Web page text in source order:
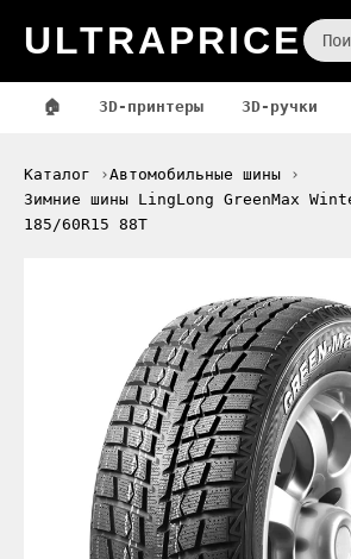
ULTRAPRICE
🏠 3D-принтеры 3D-ручки
Каталог
Автомобильные шины
Зимние шины LingLong GreenMax
185/60R15 88T